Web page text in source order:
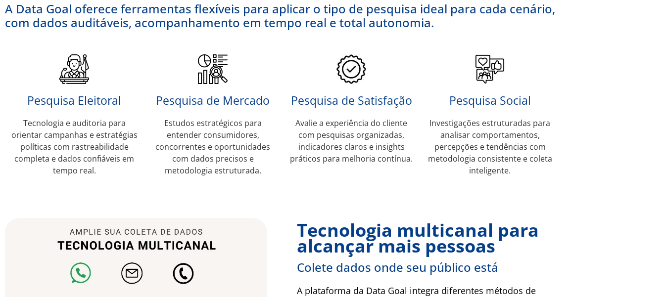
A Data Goal oferece ferramentas flexíveis para aplicar o tipo de pesquisa ideal para cada cenário,
com dados auditáveis, acompanhamento em tempo real e total autonomia.
Pesquisa Eleitoral
Tecnologia e auditoria para
orientar campanhas e estratégias
políticas com rastreabilidade
completa e dados confiáveis em
tempo real.
Pesquisa de Mercado
Estudos estratégicos para
entender consumidores,
concorrentes e oportunidades
com dados precisos e
metodologia estruturada.
Pesquisa de Satisfação
Avalie a experiência do cliente
com pesquisas organizadas,
indicadores claros e insights
práticos para melhoria contínua.
Pesquisa Social
Investigações estruturadas para
analisar comportamentos,
percepções e tendências com
metodologia consistente e coleta
inteligente.
Tecnologia multicanal para
alcançar mais pessoas
Colete dados onde seu público está
A plataforma da Data Goal integra diferentes métodos de